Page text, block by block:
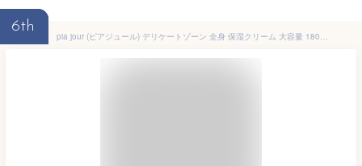
6th
pia jour (ピアジュール) デリケートゾーン 全身 保湿クリーム 大容量 180g ボディクリーム VIO 敏感肌 乾燥 保湿 ツヤ肌 潤い 除毛 脱毛 黒ずみ 肌 優しい 無添加 ６つ 無添加 乳酸菌由来成分 9種類 ハーブ ボタニカル ウーマンクリーム EXIA公式店